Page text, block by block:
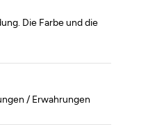
Die Farbe und die
/ Erwahrungen